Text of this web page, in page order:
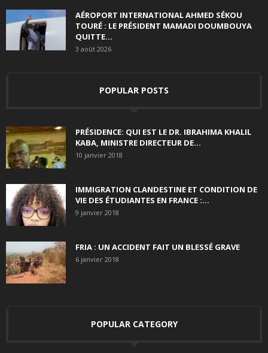
AÉROPORT INTERNATIONAL AHMED SÉKOU
TOURÉ : LE PRÉSIDENT MAMADI DOUMBOUYA
QUITTE...
3 août 2026
POPULAR POSTS
PRÉSIDENCE: QUI EST LE DR. IBRAHIMA KHALIL
KABA, MINISTRE DIRECTEUR DE...
10 janvier 2018
IMMIGRATION CLANDESTINE ET CONDITION DE
VIE DES ÉTUDIANTES EN FRANCE :...
9 janvier 2018
FRIA : UN ACCIDENT FAIT UN BLESSÉ GRAVE
6 janvier 2018
POPULAR CATEGORY